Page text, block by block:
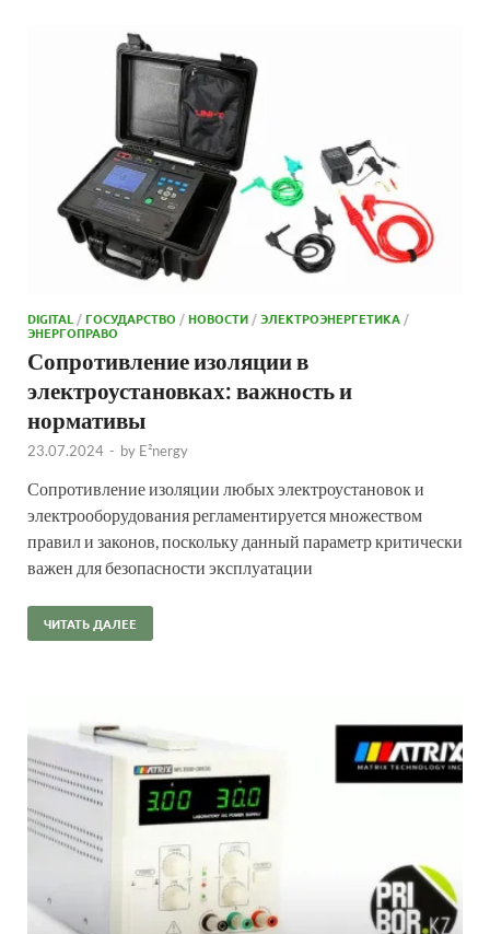
DIGITAL/ГОСУДАРСТВО /НОВОСТИ/ЭЛЕКТРОЭНЕРГЕТИКА/
ЭНЕРГОПРАВО
Сопротивление изоляции в
электроустановках: важность и
нормативы
23.07.2024 - by E²nergy
Сопротивление изоляции любых электроустановок и
электрооборудования регламентируется множеством
правил и законов, поскольку данный параметр критически
важен для безопасности эксплуатации
ЧИТАТЬ ДАЛЕЕ